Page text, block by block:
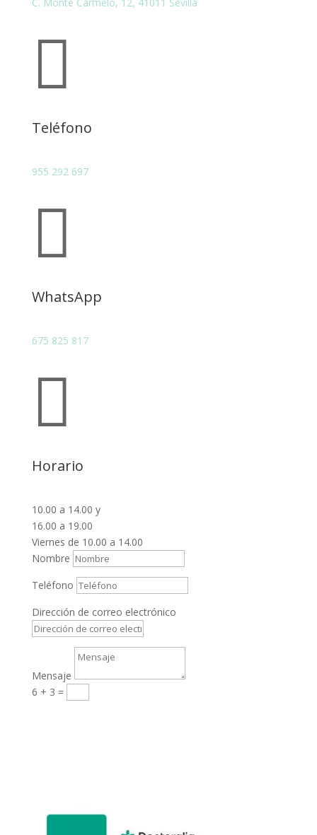

Teléfono
955 292 697

WhatsApp
675 825 817

Horario
10.00 a 14.00 y
16.00 a 19.00
Viernes de 10.00 a 14.00
Nombre
Teléfono
Dirección de correo electrónico
Mensaje
6 + 3 =